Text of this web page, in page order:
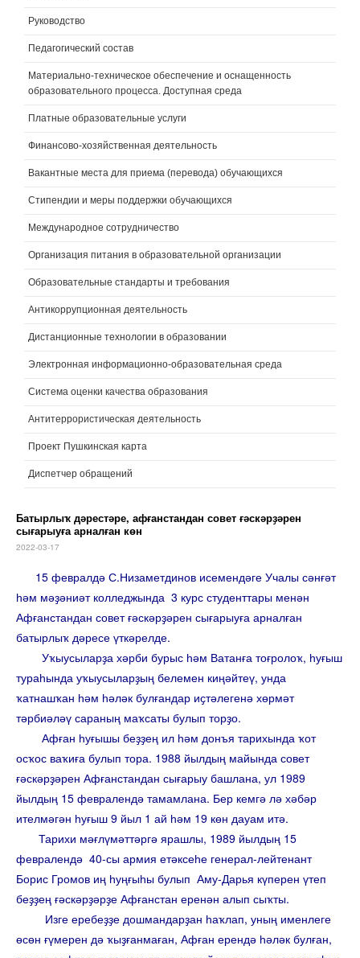
Руководство
Педагогический состав
Материально-техническое обеспечение и оснащенность
образовательного процесса. Доступная среда
Платные образовательные услуги
Финансово-хозяйственная деятельность
Вакантные места для приема (перевода) обучающихся
Стипендии и меры поддержки обучающихся
Международное сотрудничество
Организация питания в образовательной организации
Образовательные стандарты и требования
Антикоррупционная деятельность
Дистанционные технологии в образовании
Электронная информационно-образовательная среда
Система оценки качества образования
Антитеррористическая деятельность
Проект Пушкинская карта
Диспетчер обращений
Батырлыҡ дәрестәре, афғанстандан совет ғәскәрҙәрен
сығарыуға арналған көн
2022-03-17
15 февралдә С.Низаметдинов исемендәге Учалы сәнғәт
һәм мәҙәниәт колледжында 3 курс студенттары менән
Афғанстандан совет ғәскәрҙәрен сығарыуға арналған
батырлыҡ дәресе үткәрелде.
Уҡыусыларҙа хәрби бурыс һәм Ватанға тоғролоҡ, һуғыш
тураһында уҡыусыларҙың белемен киңәйтеү, унда
ҡатнашҡан һәм һәләк булғандар иҫтәлегенә хөрмәт
тәрбиәләү сараның маҡсаты булып торҙо.
Афған һуғышы беҙҙең ил һәм донъя тарихында ҡот
осҡос ваҡиға булып тора. 1988 йылдың майында совет
ғәскәрҙәрен Афғанстандан сығарыу башлана, ул 1989
йылдың 15 февралендә тамамлана. Бер кемгә лә хәбәр
ителмәгән һуғыш 9 йыл 1 ай һәм 19 көн дауам итә.
Тарихи мәғлүмәттәргә ярашлы, 1989 йылдың 15
февралендә 40-сы армия етәксеһе генерал-лейтенант
Борис Громов иң һуңғыһы булып Аму-Дарья күперен үтеп
беҙҙең ғәскәрҙәрҙе Афғанстан еренән алып сыҡты.
Изге еребеҙҙе дошмандарҙан һаҡлап, уның именлеге
өсөн ғүмерен дә ҡыҙғанмаған, Афған ерендә һәләк булған,